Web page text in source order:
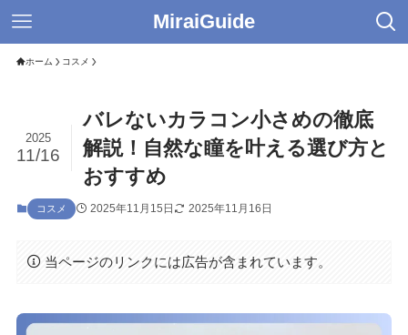
MiraiGuide
ホーム コスメ
バレないカラコン小さめの徹底
解説！自然な瞳を叶える選び方と
おすすめ
2025
11/16
コスメ 2025年11月15日 2025年11月16日
当ページのリンクには広告が含まれています。